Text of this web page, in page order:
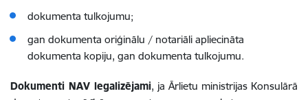
dokumenta tulkojumu;
gan dokumenta oriģinālu / notariāli apliecināta
dokumenta kopiju, gan dokumenta tulkojumu.
Dokumenti NAV legalizējami, ja Ārlietu ministrijas Konsulārā